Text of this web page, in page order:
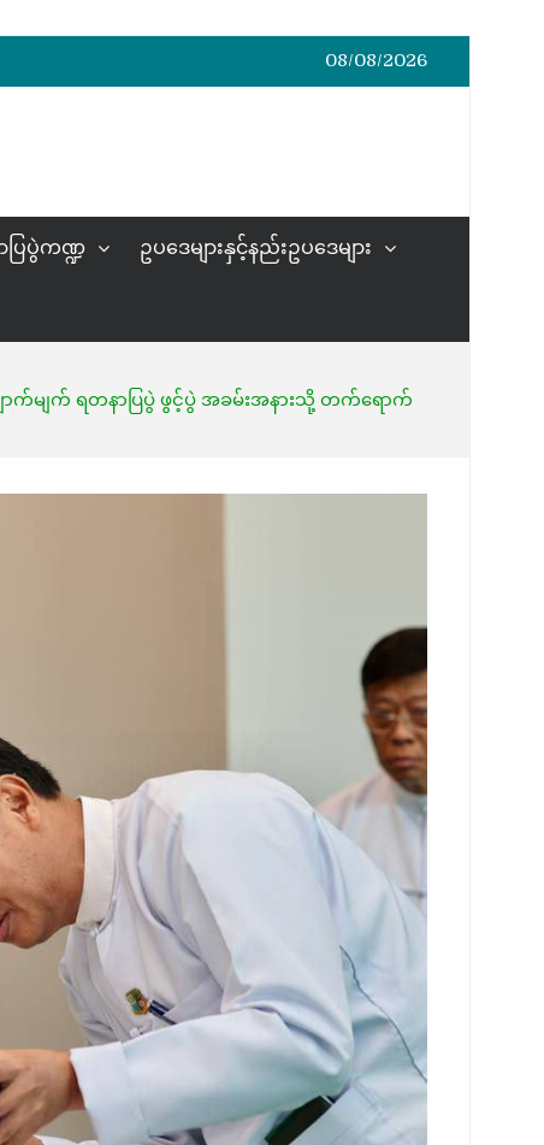
08/08/2026
ပြပွဲကဏ္ဍ ဥပဒေများနှင့်နည်းဥပဒေများ
ောက်မျက် ရတနာပြပွဲ ဖွင့်ပွဲ အခမ်းအနားသို့ တက်ရောက်